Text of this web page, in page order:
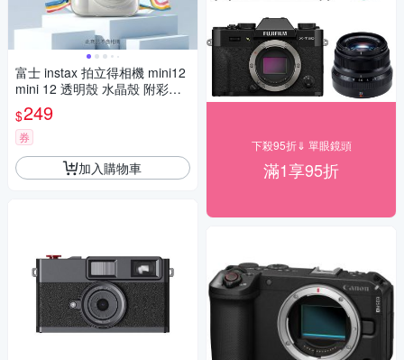
富士 instax 拍立得相機 mini12
mini 12 透明殼 水晶殼 附彩色
背繩 保護殼 保護套
$249
券
加入購物車
下殺95折⇓ 單眼鏡頭
滿1享95折